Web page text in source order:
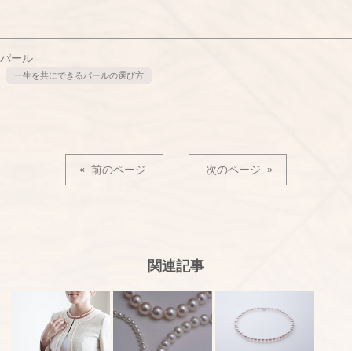
パール
一生を共にできるパールの選び方
« 前のページ 次のページ »
関連記事